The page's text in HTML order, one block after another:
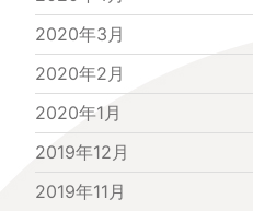
2020年3月
2020年2月
2020年1月
2019年12月
2019年11月